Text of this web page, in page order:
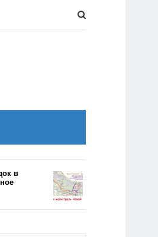
Километровый
появится на трассе
Солнцево-Бутово-